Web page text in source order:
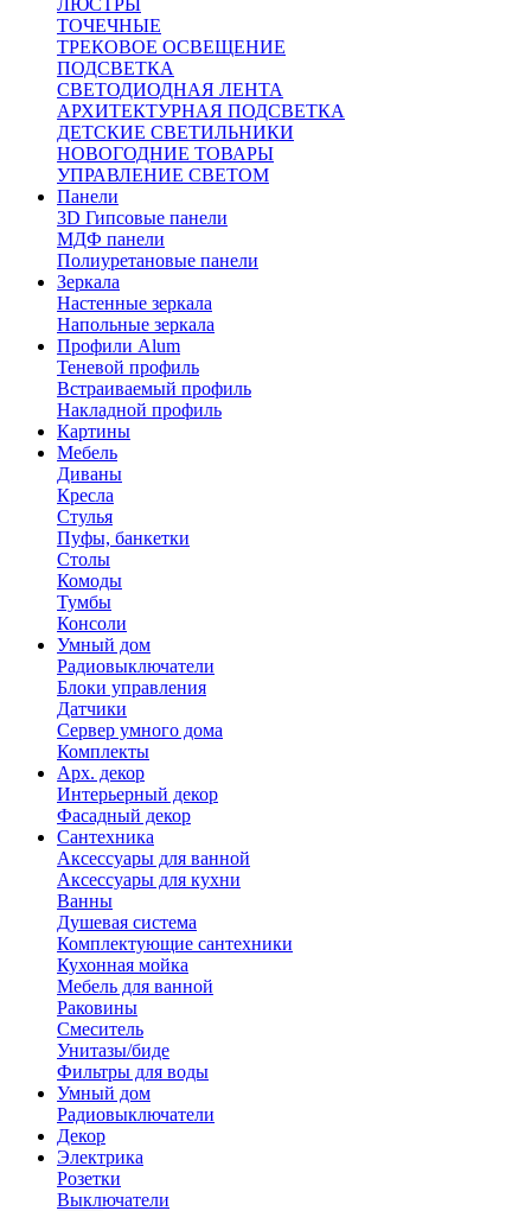
ЛЮСТРЫ
ТОЧЕЧНЫЕ
ТРЕКОВОЕ ОСВЕЩЕНИЕ
ПОДСВЕТКА
СВЕТОДИОДНАЯ ЛЕНТА
АРХИТЕКТУРНАЯ ПОДСВЕТКА
ДЕТСКИЕ СВЕТИЛЬНИКИ
НОВОГОДНИЕ ТОВАРЫ
УПРАВЛЕНИЕ СВЕТОМ
Панели
3D Гипсовые панели
МДФ панели
Полиуретановые панели
Зеркала
Настенные зеркала
Напольные зеркала
Профили Alum
Теневой профиль
Встраиваемый профиль
Накладной профиль
Картины
Мебель
Диваны
Кресла
Стулья
Пуфы, банкетки
Столы
Комоды
Тумбы
Консоли
Умный дом
Радиовыключатели
Блоки управления
Датчики
Сервер умного дома
Комплекты
Арх. декор
Интерьерный декор
Фасадный декор
Сантехника
Аксессуары для ванной
Аксессуары для кухни
Ванны
Душевая система
Комплектующие сантехники
Кухонная мойка
Мебель для ванной
Раковины
Смеситель
Унитазы/биде
Фильтры для воды
Умный дом
Радиовыключатели
Декор
Электрика
Розетки
Выключатели